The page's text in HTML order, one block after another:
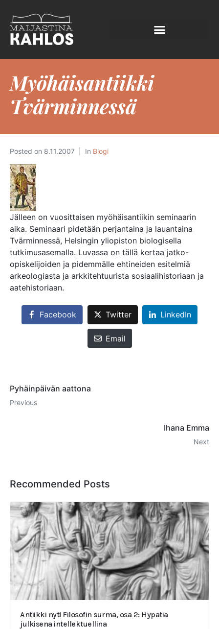
Myöhäisantiikki
Tvärminnessä
Posted on 8.11.2007 In Blogi
Jälleen on vuosittaisen myöhäisantiikin seminaarin
aika. Seminaari pidetään perjantaina ja lauantaina
Tvärminnessä, Helsingin yliopiston biologisella
tutkimusasemalla. Luvassa on tällä kertaa jatko-
opiskelijoiden ja pidemmälle ehtineiden esitelmiä
arkeologiasta ja arkkitehtuurista sosiaalihistoriaan ja
aatehistoriaan.
Facebook Twitter LinkedIn
Email
Pyhäinpäivän aattona
Previous
Ihana Emma
Next
Recommended Posts
Antiikki nyt! Filosofin surma, osa 2: Hypatia
julkisena intellektuellina